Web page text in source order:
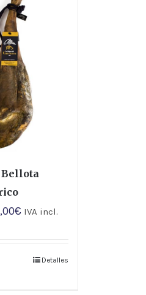
Bellota
€ IVA incl.
Detalles